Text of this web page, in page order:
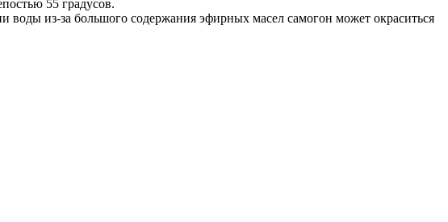
55 градусов.
из-за большого содержания эфирных масел самогон может окраситься